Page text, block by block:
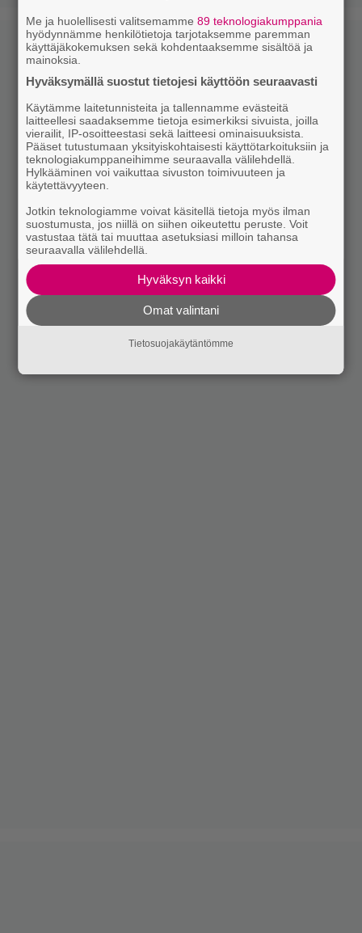
Me ja huolellisesti valitsemamme89 teknologiakumppania
hyödynnämme henkilötietoja tarjotaksemme paremman
käyttäjäkokemuksen sekä kohdentaaksemme sisältöä ja
mainoksia.
Hyväksymällä suostut tietojesi käyttöön seuraavasti
Käytämme laitetunnisteita ja tallennamme evästeitä
laitteellesi saadaksemme tietoja esimerkiksi sivuista, joilla
vierailit, IP-osoitteestasi sekä laitteesi ominaisuuksista.
Pääset tutustumaan yksityiskohtaisesti käyttötarkoituksiin ja
teknologiakumppaneihimme seuraavalla välilehdellä.
Hylkääminen voi vaikuttaa sivuston toimivuuteen ja
käytettävyyteen.
Jotkin teknologiamme voivat käsitellä tietoja myös ilman
suostumusta, jos niillä on siihen oikeutettu peruste. Voit
vastustaa tätä tai muuttaa asetuksiasi milloin tahansa
seuraavalla välilehdellä.
Hyväksyn kaikki
Omat valintani
Tietosuojakäytäntömme